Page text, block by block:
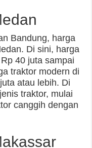
Bandung, harga
Di sini, harga
40 juta sampai
traktor modern di
atau lebih. Di
traktor, mulai
canggih dengan